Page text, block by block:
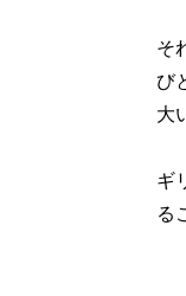
そ
び
大
ギ
る